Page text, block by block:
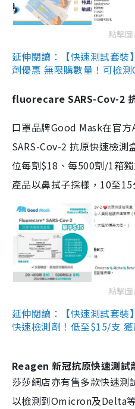
點擊
延伸閱讀：【快速測試套裝
劑優惠 無限購數量！可檢
fluorecare SARS-Cov-2
口罩品牌Good Mask在官
SARS-Cov-2 抗原快速檢測
位每劑$18、每500劑/1箱
產品以鼻拭子採樣，10至15
點擊
延伸閱讀：【快速測試套
快速檢測劑！低至$15/支
Reagen 新冠抗原快速測試
莎莎網店亦有售多款快速
以檢測到Omicron及Delta